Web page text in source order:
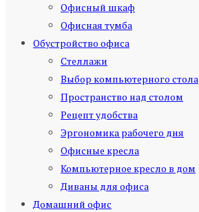
Офисный шкаф
Офисная тумба
Обустройство офиса
Стеллажи
Выбор компьютерного стола
Пространство над столом
Рецепт удобства
Эргономика рабочего дня
Офисные кресла
Компьютерное кресло в дом
Диваны для офиса
Домашний офис